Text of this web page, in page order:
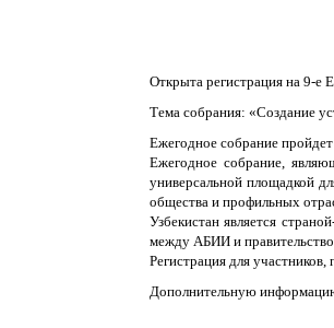
Открыта регистрация на 9-е
Тема собрания: «Создание
Ежегодное собрание
Ежегодное собрание,
универсальной площадкой
общества и профильных
Узбекистан является
между АБИИ и
Регистрация для
Дополнительную